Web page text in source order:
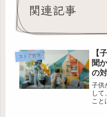
関連記事
ストア哲学
【
聞
の
子供
して
こと